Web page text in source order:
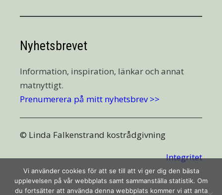
Nyhetsbrevet
Information, inspiration, länkar och annat
matnyttigt.
Prenumerera på mitt nyhetsbrev >>
© Linda Falkenstrand kostrådgivning
Integritet
Vi använder cookies för att se till att vi ger dig den bästa
upplevelsen på vår webbplats samt sammanställa statistik. Om
du fortsätter att använda denna webbplats kommer vi att anta